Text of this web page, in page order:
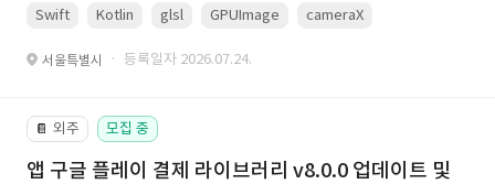
Swift Kotlin glsl GPUImage cameraX
서울특별시 · 등록일자 2026.07.24.
📔 외주 모집 중
앱 구글 플레이 결제 라이브러리 v8.0.0 업데이트 및